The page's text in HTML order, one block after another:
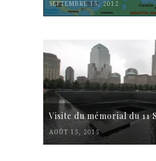
SEPTEMBRE 15, 2012
Visite du mémorial du 11
AOÛT 15, 2015